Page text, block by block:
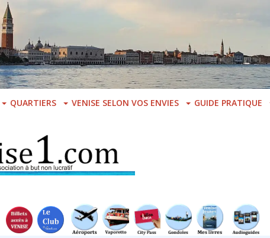
QUARTIERS VENISE SELON VOS ENVIES GUIDE PRATIQUE